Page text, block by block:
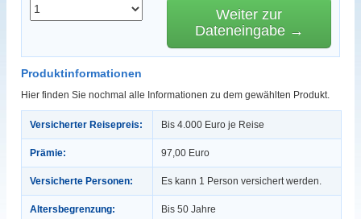
Weiter zur
Dateneingabe →
Produktinformationen
Hier finden Sie nochmal alle Informationen zu dem gewählten Produkt.
Versicherter Reisepreis: Bis 4.000 Euro je Reise
Prämie: 97,00 Euro
Versicherte Personen: Es kann 1 Person versichert werden.
Altersbegrenzung: Bis 50 Jahre